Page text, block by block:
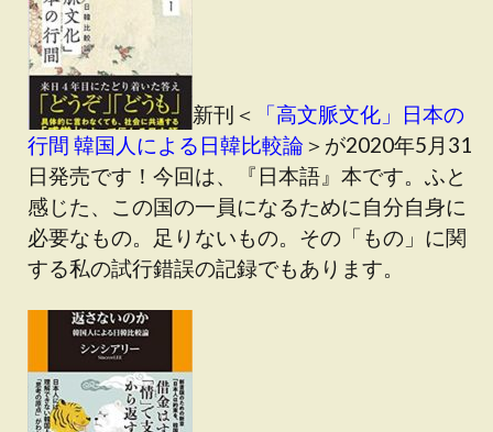
新刊＜
「高文脈文化」日本の
行間 韓国人による日韓比較論 ＞が2020年5月31
日発売です！今回は、『日本語』本です。ふと
感じた、この国の一員になるために自分自身に
必要なもの。足りないもの。その「もの」に関
する私の試行錯誤の記録でもあります。